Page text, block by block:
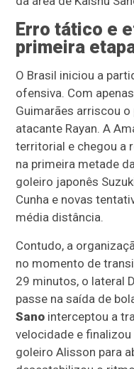
Erro tático e
primeira
O Brasil iniciou a
ofensiva. Com
Guimarães arriscou
atacante Rayan. A
territorial e chegou a
na primeira metade
goleiro japonês
Cunha e novas
média distância.
Contudo, a
no momento de
29 minutos, o lateral
passe na saída de
Sano interceptou a
velocidade e
goleiro Alisson para